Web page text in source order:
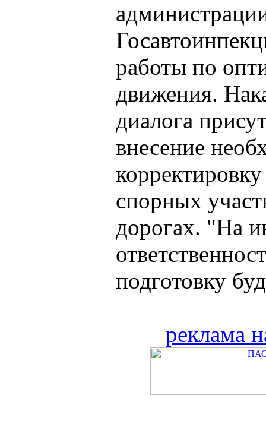
работы по
движения.
диалога
внесение
спорных
дорогах. "На
подготовку
реклама